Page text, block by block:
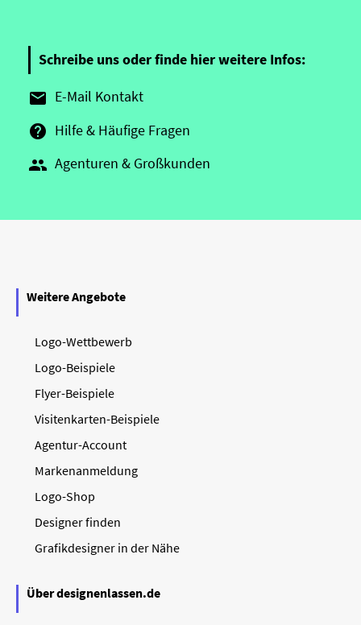
Schreibe uns oder finde hier weitere Infos:
 E-Mail Kontakt
 Hilfe & Häufige Fragen
 Agenturen & Großkunden
Weitere Angebote
Logo-Wettbewerb
Logo-Beispiele
Flyer-Beispiele
Visitenkarten-Beispiele
Agentur-Account
Markenanmeldung
Logo-Shop
Designer finden
Grafikdesigner in der Nähe
Über designenlassen.de